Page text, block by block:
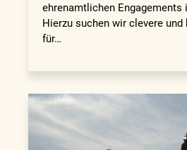
ehrenamtlichen Engagements
Hierzu suchen wir clevere
für…